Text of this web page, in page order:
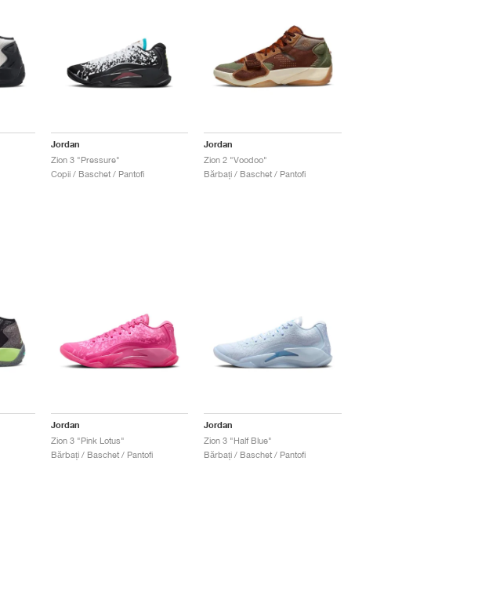
Jordan
Zion 3 "Pressure"
Copii / Baschet / Pantofi
Jordan
Zion 2 "Voodoo"
Bărbați / Baschet / Pantofi
Jordan
Zion 3 "Pink Lotus"
Bărbați / Baschet / Pantofi
Jordan
Zion 3 "Half Blue"
Bărbați / Baschet / Pantofi